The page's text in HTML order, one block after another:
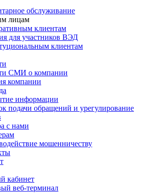
обслуживание
лицам
клиентам
для участников ВЭД
клиентам
СМИ о компании
компании
информации
подачи обращений и урегулирование
с нами
мошенничеству
кабинет
веб-терминал